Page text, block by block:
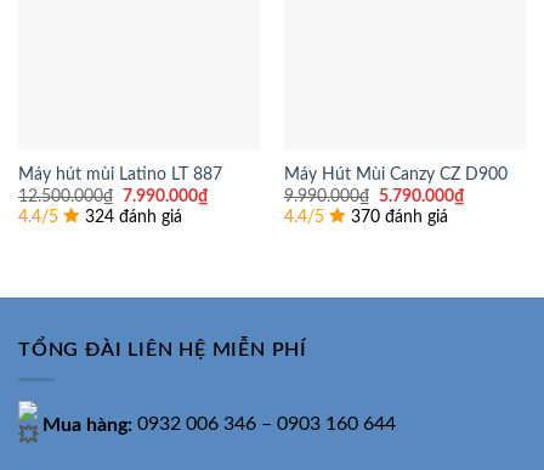
Máy hút mùi Latino LT 887
12.500.000₫ Giá
gốc
là:
7.990.000₫Giá
hiện
4.4/5 324 đánh giá
Máy Hút Mùi Canzy CZ D900
9.990.000₫ Giá
gốc
là:
5.790.000₫Giá
hiện
4.4/5 370 đánh giá
TỔNG ĐÀI LIÊN HỆ MIỄN PHÍ
Mua hàng: 0932 006 346 – 0903 160 644